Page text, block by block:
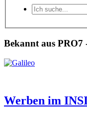
Bekannt aus PRO7
Werben im